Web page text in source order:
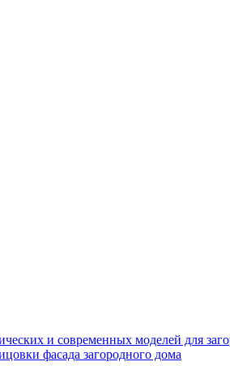
и современных моделей для
фасада загородного дома